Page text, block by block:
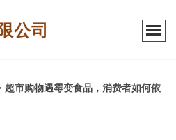
公司
超市购物遇霉变食品，消费者如何依